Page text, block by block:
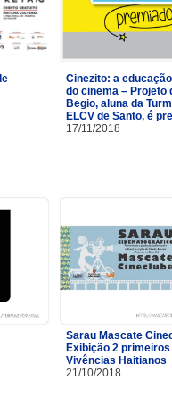
Cinezito: a
do cinema – Projeto
Begio, aluna da
ELCV de Santo, é
17/11/2018
Sarau Mascate
Exibição 2
Vivências Haitianos
21/10/2018